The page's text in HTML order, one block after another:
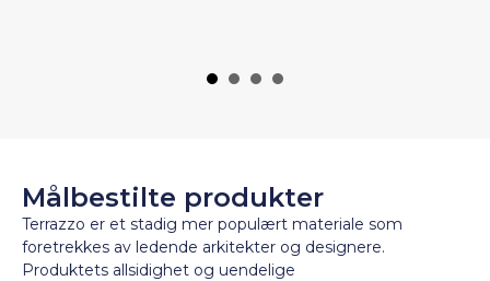
Målbestilte produkter
Terrazzo er et stadig mer populært materiale som
foretrekkes av ledende arkitekter og designere.
Produktets allsidighet og uendelige